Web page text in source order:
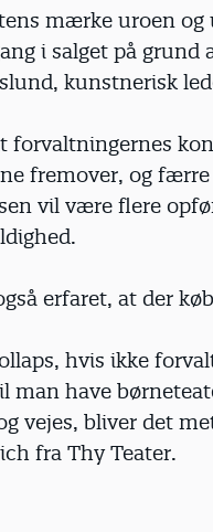
mærke uroen
i salget på
kunstnerisk
forvaltningernes
fremover, og
vil være flere
erfaret, at der
hvis ikke
man have
vejes, bliver det
fra Thy Teater.